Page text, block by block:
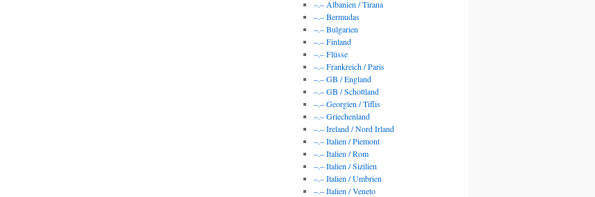
–.– Albanien / Tirana
–.– Bermudas
–.– Bulgarien
–.– Finland
–.– Flüsse
–.– Frankreich / Paris
–.– GB / England
–.– GB / Schottland
–.– Georgien / Tiflis
–.– Griechenland
–.– Ireland / Nord Irland
–.– Italien / Piemont
–.– Italien / Rom
–.– Italien / Sizilien
–.– Italien / Umbrien
–.– Italien / Veneto